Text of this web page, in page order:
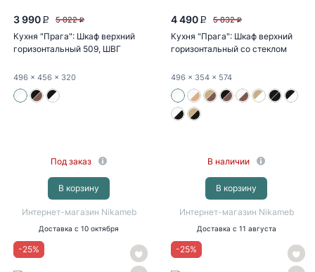
3 990 P 5 022 P
Кухня "Прага": Шкаф верхний
горизонтальный 509, ШВГ
496 x 456 x 320
Под заказ
В корзину
Интернет-магазин Nikameb
Доставка с 10 октября
4 490 P 5 832 P
Кухня "Прага": Шкаф верхний
горизонтальный со стеклом
496 x 354 x 574
В наличии
В корзину
Интернет-магазин Nikameb
Доставка с 11 августа
-25% -25%